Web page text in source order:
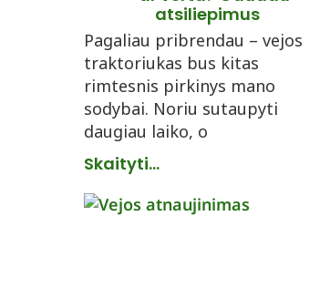
atsiliepimus
Pagaliau pribrendau – vejos
traktoriukas bus kitas
rimtesnis pirkinys mano
sodybai. Noriu sutaupyti
daugiau laiko, o
Skaityti...